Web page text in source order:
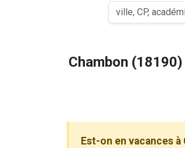
Chambon (18190)
Est-on en vacances